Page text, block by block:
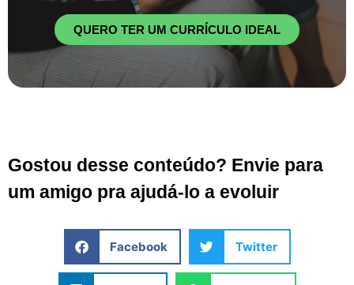
QUERO TER UM CURRÍCULO IDEAL
Gostou desse conteúdo? Envie para
um amigo pra ajudá-lo a evoluir
Facebook Twitter